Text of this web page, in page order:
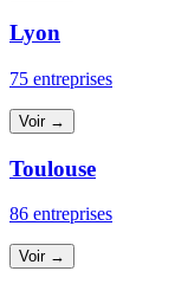
Lyon
75 entreprises
Voir →
Toulouse
86 entreprises
Voir →